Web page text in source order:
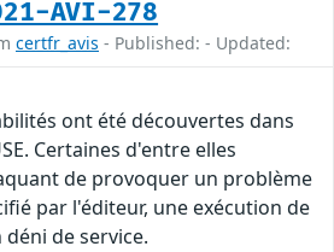
AVI-278
certfr_avis - Published: - Updated:
ont été découvertes dans
Certaines d'entre elles
de provoquer un problème
par l'éditeur, une exécution de
de service.